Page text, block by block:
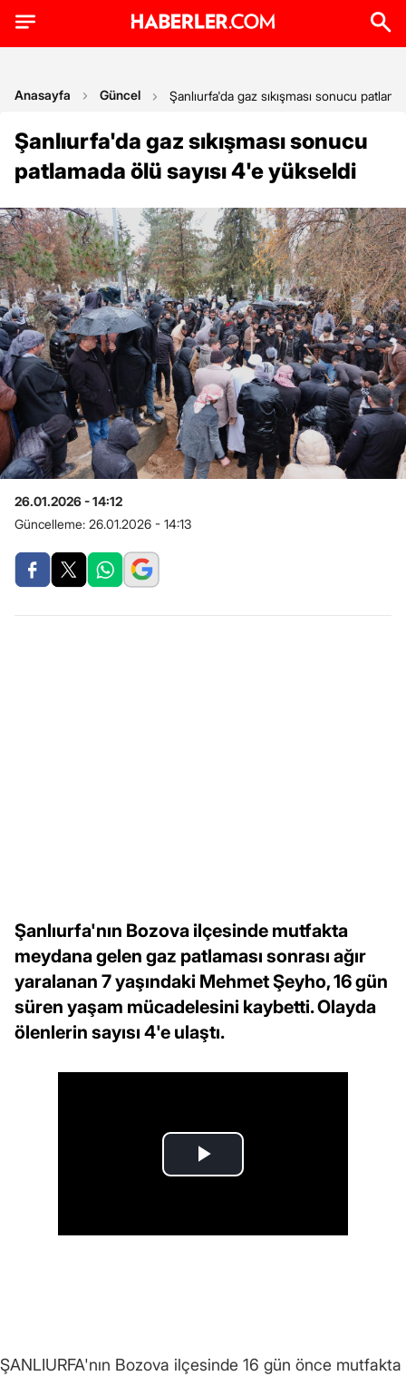
Anasayfa Güncel Şanlıurfa'da gaz sıkışması sonucu
Şanlıurfa'da gaz sıkışması sonucu
patlamada ölü sayısı 4'e yükseldi
26.01.2026 - 14:12
Güncelleme: 26.01.2026 - 14:13
Şanlıurfa'nın Bozova ilçesinde mutfakta
meydana gelen gaz patlaması sonrası ağır
yaralanan 7 yaşındaki Mehmet Şeyho, 16 gün
süren yaşam mücadelesini kaybetti. Olayda
ölenlerin sayısı 4'e ulaştı.
ŞANLIURFA'nın Bozova ilçesinde 16 gün önce mutfakta